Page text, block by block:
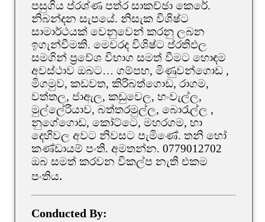
පසුගිය ප්රශ්ණ පත්ර සාකච්ඡා කෙරේ.
නිබන්දන සැපයේ. නිසැක විශිෂ්ට
සාමාර්ථයක් වෙනුවෙන් කරනු ලබන
ඉගැන්වීමකි. මෙවරද විශිෂ්ට ප්රතිඵල
සමගින් ප්‍රවේශ විභාග සමත් වීමට හොඳම
අවස්ථාව ඔබට… ගම්පහ, මිණුවන්ගොඩ ,
මිගමුව, කඩවත, කිරිබත්ගොඩ, රාගම,
වත්තල, ජාඇල, කඩුවෙල, හංවැල්ල,
මුල්ලේරියාව, බත්තරමුල්ල, බොරැල්ල ,
නුගේගොඩ, කෝට්ටෙ, මහරගම, හා
දෙහිවල අවට නිවසට පැමිණේ. තනි හෝ
කණ්ඩායම් පංති. අමතන්න. 0779012702
ඔබ සමත් කරවන විකල්ප නැති එකම
පංතියᱹ
Conducted By: